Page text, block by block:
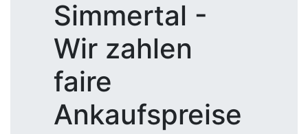
Simmertal -
Wir zahlen
faire
Ankaufspreise